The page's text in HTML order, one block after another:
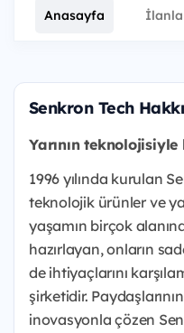
Anasayfa
Senkron Tech
Yarının teknolojisiyle
1996 yılında kurulan
teknolojik ürünler ve
yaşamın birçok
hazırlayan, onların
de ihtiyaçlarını
şirketidir.
inovasyonla çözen